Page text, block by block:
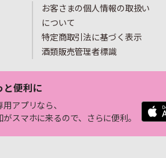
お客さまの個人情報の取扱い
について
特定商取引法に基づく表示
酒類販売管理者標識
と便利に
アプリなら、
スマホに来るので、さらに便利。